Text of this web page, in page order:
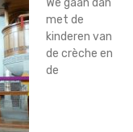
met de
kinderen van
de crèche en
de